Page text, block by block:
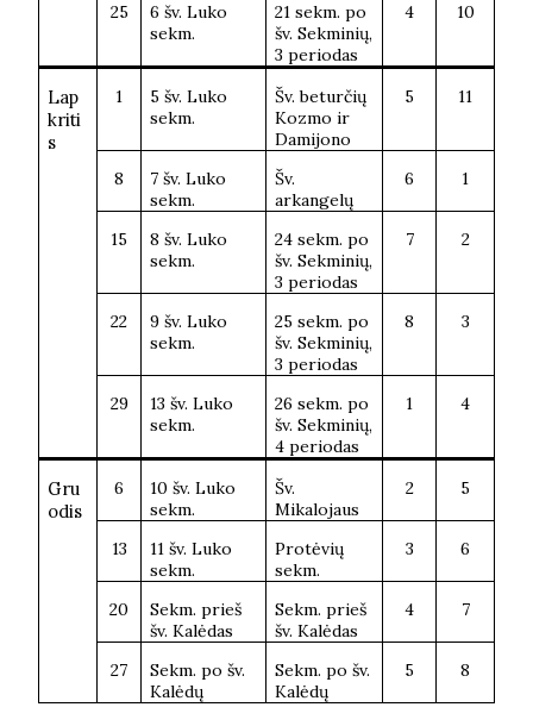
25
6 šv. Luko
sekm.
21 sekm. po
šv. Sekminių,
3 periodas
4 10
Lap
kriti
s
1
5 šv. Luko
sekm.
Šv. beturčių
Kozmo ir
Damijono
5 11
8
7 šv. Luko
sekm.
Šv.
arkangelų
6 1
15
8 šv. Luko
sekm.
24 sekm. po
šv. Sekminių,
3 periodas
7 2
22
9 šv. Luko
sekm.
25 sekm. po
šv. Sekminių,
3 periodas
8 3
29
13 šv. Luko
sekm.
26 sekm. po
šv. Sekminių,
4 periodas
1 4
Gru
odis
6
10 šv. Luko
sekm.
Šv.
Mikalojaus
2 5
13
11 šv. Luko
sekm.
Protėvių
sekm.
3 6
20
Sekm. prieš
šv. Kalėdas
Sekm. prieš
šv. Kalėdas
4 7
27
Sekm. po šv.
Kalėdų
Sekm. po šv.
Kalėdų
5 8